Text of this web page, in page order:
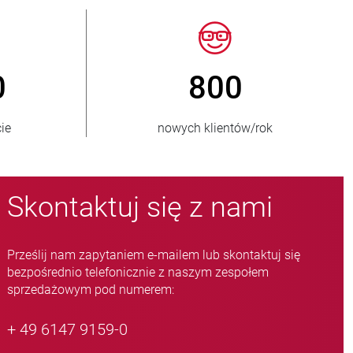
> 15 000
wariantów zaworów zaciskowych
Skontaktuj się z nami
Prześlij nam zapytaniem e-mailem lub skontaktuj się
bezpośrednio telefonicznie z naszym zespołem
sprzedażowym pod numerem:
+ 49 6147 9159-0